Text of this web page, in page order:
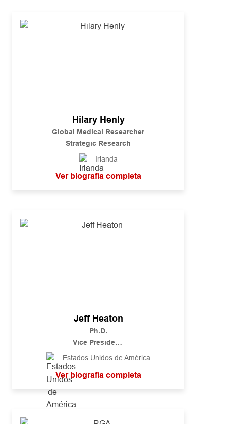
Hilary Henly
Global Medical Researcher
Strategic Research
Irlanda
Ver biografía completa
Jeff Heaton
Ph.D.
Vice President,
AI Innovation
Estados Unidos de América
Ver biografía completa